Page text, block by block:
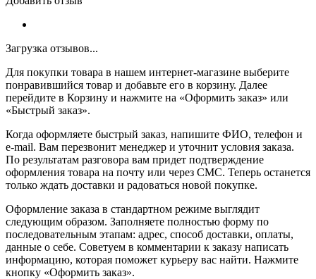
Загрузка отзывов...
Для покупки товара в нашем интернет-магазине выберите
понравившийся товар и добавьте его в корзину. Далее
перейдите в Корзину и нажмите на «Оформить заказ» или
«Быстрый заказ».
Когда оформляете быстрый заказ, напишите ФИО, телефон и
e-mail. Вам перезвонит менеджер и уточнит условия заказа.
По результатам разговора вам придет подтверждение
оформления товара на почту или через СМС. Теперь останется
только ждать доставки и радоваться новой покупке.
Оформление заказа в стандартном режиме выглядит
следующим образом. Заполняете полностью форму по
последовательным этапам: адрес, способ доставки, оплаты,
данные о себе. Советуем в комментарии к заказу написать
информацию, которая поможет курьеру вас найти. Нажмите
кнопку «Оформить заказ».